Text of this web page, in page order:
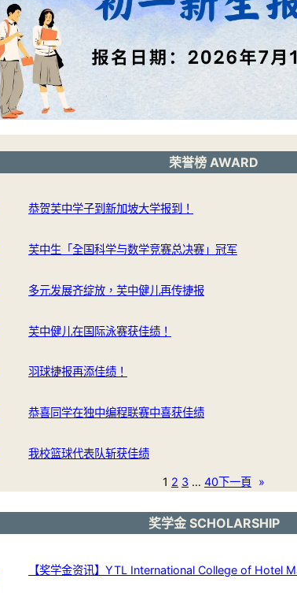
荣誉榜 AWARD
恭贺芙中学子到新加坡大学报到！
芙中生「全国科学与数学竞赛总决赛」冠军
多元发展齐绽放，芙中健儿再传捷报
芙中健儿在国际泳赛获佳绩！
羽球捷报再添佳绩！
恭喜同学在独中编程联赛中喜获佳绩
我校篮球代表队斩获佳绩
1 2 3 … 40下一頁 »
奖学金 SCHOLARSHIP
【奖学金资讯】YTL International College of Hotel